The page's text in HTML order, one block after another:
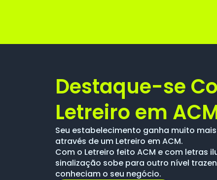
Destaque-se
Letreiro em
Seu estabelecimento ganha muito
através de um Letreiro em ACM.
Com o Letreiro feito ACM e com letras
sinalização sobe para outro nível
conheciam o seu negócio.